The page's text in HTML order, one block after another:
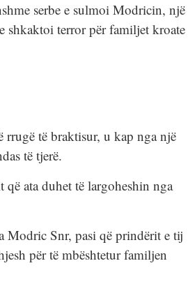
serbe e sulmoi Modricin, një
shkaktoi terror për familjet kroate
të braktisur, u kap nga një
të tjerë.
ata duhet të largoheshin nga
Snr, pasi që prindërit e tij
për të mbështetur familjen